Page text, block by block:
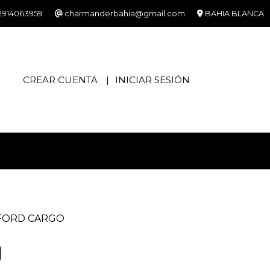
charmanderbahia@gmail.com BAHIA BLANCA
CREAR CUENTA INICIAR SESIÓN
CARGO